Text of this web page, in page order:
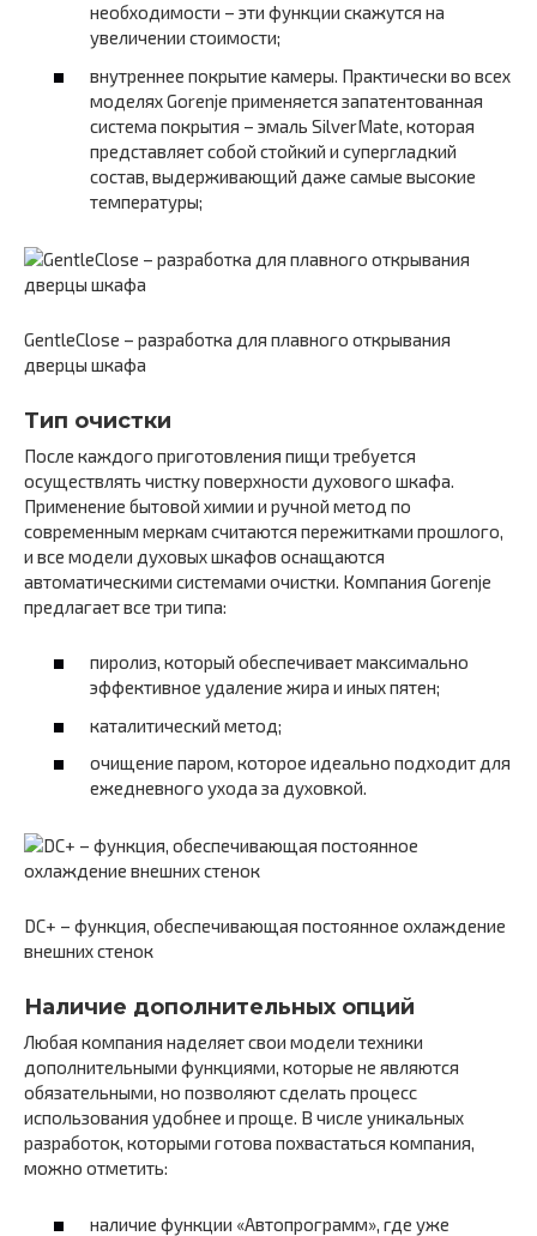
необходимости – эти функции скажутся на
увеличении стоимости;
внутреннее покрытие камеры. Практически во всех
моделях Gorenje применяется запатентованная
система покрытия – эмаль SilverMate, которая
представляет собой стойкий и супергладкий
состав, выдерживающий даже самые высокие
температуры;
GentleClose – разработка для плавного открывания
дверцы шкафа
Тип очистки
После каждого приготовления пищи требуется
осуществлять чистку поверхности духового шкафа.
Применение бытовой химии и ручной метод по
современным меркам считаются пережитками прошлого,
и все модели духовых шкафов оснащаются
автоматическими системами очистки. Компания Gorenje
предлагает все три типа:
пиролиз, который обеспечивает максимально
эффективное удаление жира и иных пятен;
каталитический метод;
очищение паром, которое идеально подходит для
ежедневного ухода за духовкой.
DC+ – функция, обеспечивающая постоянное охлаждение
внешних стенок
Наличие дополнительных опций
Любая компания наделяет свои модели техники
дополнительными функциями, которые не являются
обязательными, но позволяют сделать процесс
использования удобнее и проще. В числе уникальных
разработок, которыми готова похвастаться компания,
можно отметить:
наличие функции «Автопрограмм», где уже